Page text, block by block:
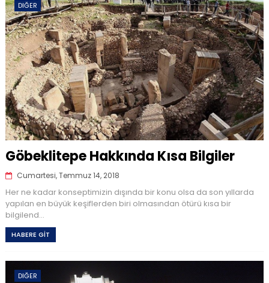
DIĞER
Göbeklitepe Hakkında Kısa Bilgiler
Cumartesi, Temmuz 14, 2018
Her ne kadar konseptimizin dışında bir konu olsa da son yıllarda
yapılan en büyük keşiflerden biri olmasından ötürü kısa bir
bilgilend...
HABERE GİT
DIĞER